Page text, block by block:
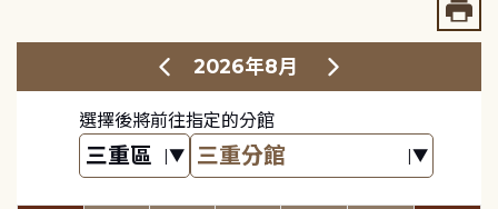
2026年8月
選擇後將前往指定的分館